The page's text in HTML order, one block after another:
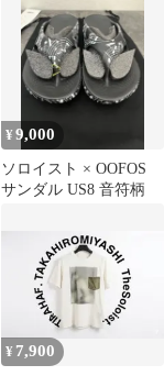
¥9,000
ソロイスト × OOFOS
サンダル US8 音符柄
¥ 7,900